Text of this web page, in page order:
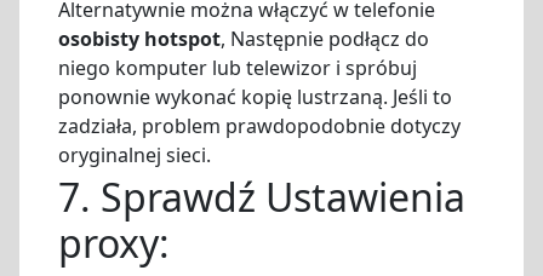
Alternatywnie można włączyć w telefonie
osobisty hotspot, Następnie podłącz do
niego komputer lub telewizor i spróbuj
ponownie wykonać kopię lustrzaną. Jeśli to
zadziała, problem prawdopodobnie dotyczy
oryginalnej sieci.
7. Sprawdź Ustawienia
proxy: